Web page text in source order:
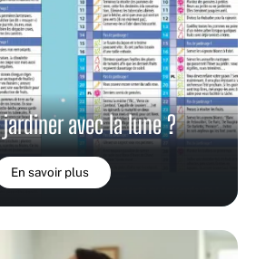
avec la lune ?
En savoir plus